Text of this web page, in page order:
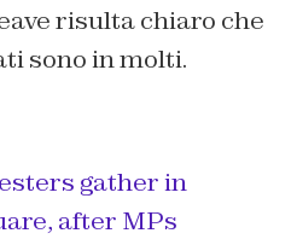
risulta chiaro che
sono in molti.
gather in
after MPs